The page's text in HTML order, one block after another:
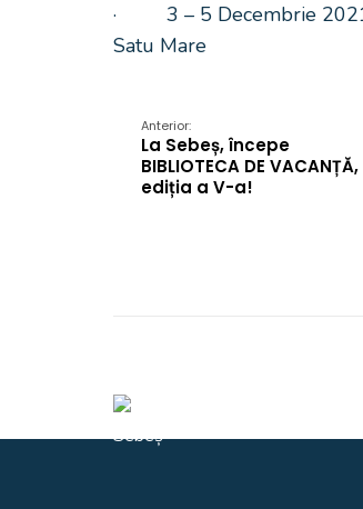
· 3 – 5 Decembrie 2021
Satu Mare
Anterior:
La Sebeș, începe
BIBLIOTECA DE VACANȚĂ,
ediția a V-a!